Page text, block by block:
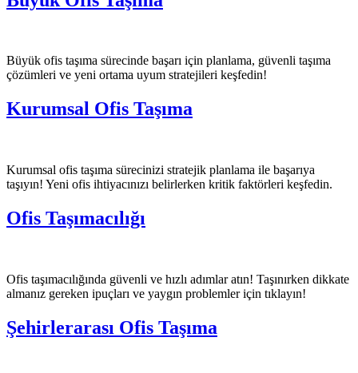
Büyük ofis taşıma sürecinde başarı için planlama, güvenli taşıma
çözümleri ve yeni ortama uyum stratejileri keşfedin!
Kurumsal Ofis Taşıma
Kurumsal ofis taşıma sürecinizi stratejik planlama ile başarıya
taşıyın! Yeni ofis ihtiyacınızı belirlerken kritik faktörleri keşfedin.
Ofis Taşımacılığı
Ofis taşımacılığında güvenli ve hızlı adımlar atın! Taşınırken dikkate
almanız gereken ipuçları ve yaygın problemler için tıklayın!
Şehirlerarası Ofis Taşıma